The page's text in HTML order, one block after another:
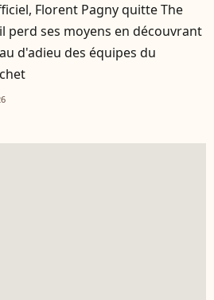
Florent Pagny quitte The
perd ses moyens en découvrant
d'adieu des équipes du